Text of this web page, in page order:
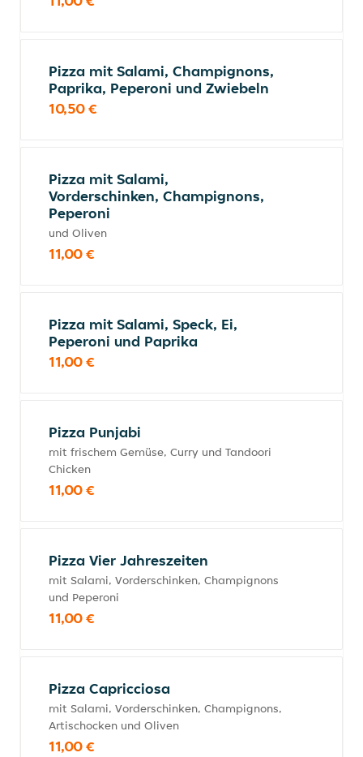
Pizza mit Salami, Champignons,
Paprika, Peperoni und Zwiebeln
10,50 €
Pizza mit Salami,
Vorderschinken, Champignons,
Peperoni
und Oliven
11,00 €
Pizza mit Salami, Speck, Ei,
Peperoni und Paprika
11,00 €
Pizza Punjabi
mit frischem Gemüse, Curry und Tandoori
Chicken
11,00 €
Pizza Vier Jahreszeiten
mit Salami, Vorderschinken, Champignons
und Peperoni
11,00 €
Pizza Capricciosa
mit Salami, Vorderschinken, Champignons,
Artischocken und Oliven
11,00 €